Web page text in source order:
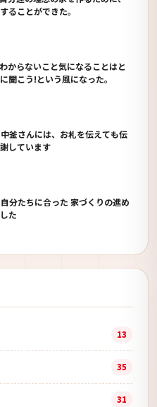
ることができた。
からないこと気になることはと
聞こう!という風になった。
中釜さんには、お札を伝えても伝
しています
自分たちに合った 家づくりの進め
た
13
35
31